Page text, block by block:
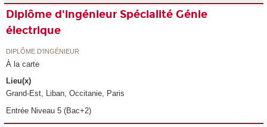
Diplôme d'ingénieur Spécialité Génie
électrique
DIPLÔME D'INGÉNIEUR
À la carte
Lieu(x)
Grand-Est, Liban, Occitanie, Paris
Entrée Niveau 5 (Bac+2)